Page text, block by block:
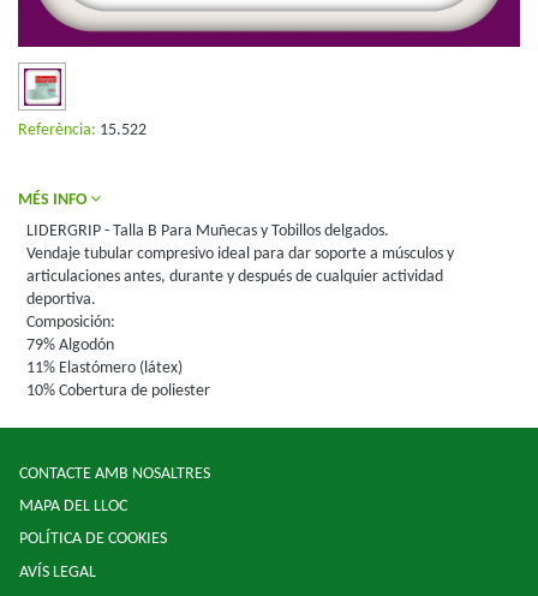
Referència: 15.522
MÉS INFO
LIDERGRIP - Talla B Para Muñecas y Tobillos delgados.
Vendaje tubular compresivo ideal para dar soporte a músculos y
articulaciones antes, durante y después de cualquier actividad
deportiva.
Composición:
79% Algodón
11% Elastómero (látex)
10% Cobertura de poliester
CONTACTE AMB NOSALTRES
MAPA DEL LLOC
POLÍTICA DE COOKIES
AVÍS LEGAL